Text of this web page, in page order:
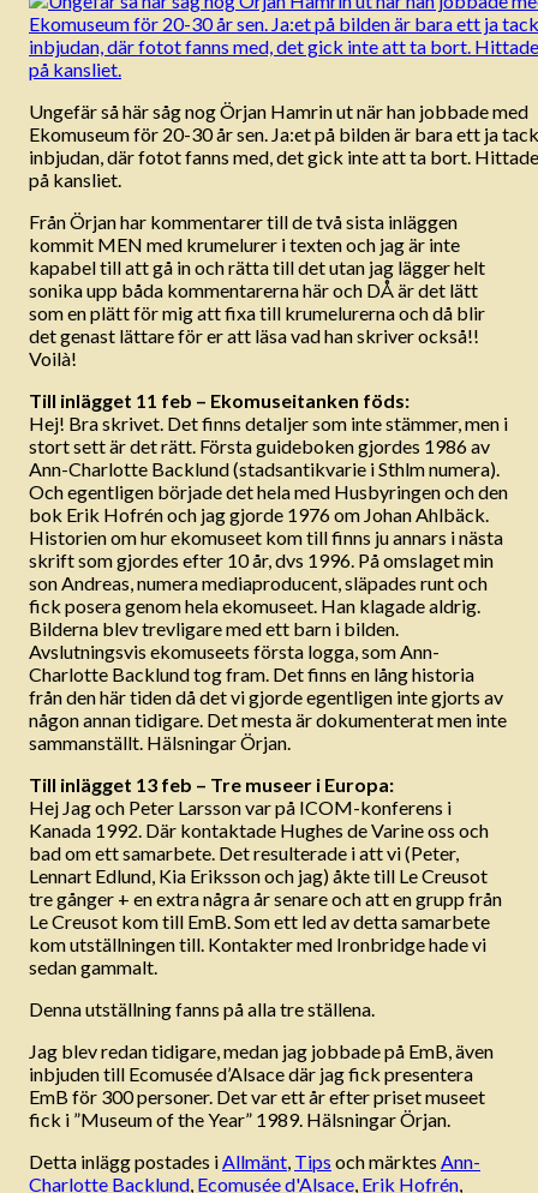
Ungefär så här såg nog Örjan Hamrin ut när han jobbade med
Ekomuseum för 20-30 år sen. Ja:et på bilden är bara ett ja
inbjudan, där fotot fanns med, det gick inte att ta bort.
på kansliet.
Från Örjan har kommentarer till de två sista inläggen
kommit MEN med krumelurer i texten och jag är inte
kapabel till att gå in och rätta till det utan jag lägger helt
sonika upp båda kommentarerna här och DÅ är det lätt
som en plätt för mig att fixa till krumelurerna och då blir
det genast lättare för er att läsa vad han skriver också!!
Voilà!
Till inlägget 11 feb – Ekomuseitanken föds:
Hej! Bra skrivet. Det finns detaljer som inte stämmer, men i
stort sett är det rätt. Första guideboken gjordes 1986 av
Ann-Charlotte Backlund (stadsantikvarie i Sthlm numera).
Och egentligen började det hela med Husbyringen och den
bok Erik Hofrén och jag gjorde 1976 om Johan Ahlbäck.
Historien om hur ekomuseet kom till finns ju annars i nästa
skrift som gjordes efter 10 år, dvs 1996. På omslaget min
son Andreas, numera mediaproducent, släpades runt och
fick posera genom hela ekomuseet. Han klagade aldrig.
Bilderna blev trevligare med ett barn i bilden.
Avslutningsvis ekomuseets första logga, som Ann-
Charlotte Backlund tog fram. Det finns en lång historia
från den här tiden då det vi gjorde egentligen inte gjorts av
någon annan tidigare. Det mesta är dokumenterat men inte
sammanställt. Hälsningar Örjan.
Till inlägget 13 feb – Tre museer i Europa:
Hej Jag och Peter Larsson var på ICOM-konferens i
Kanada 1992. Där kontaktade Hughes de Varine oss och
bad om ett samarbete. Det resulterade i att vi (Peter,
Lennart Edlund, Kia Eriksson och jag) åkte till Le Creusot
tre gånger + en extra några år senare och att en grupp från
Le Creusot kom till EmB. Som ett led av detta samarbete
kom utställningen till. Kontakter med Ironbridge hade vi
sedan gammalt.
Denna utställning fanns på alla tre ställena.
Jag blev redan tidigare, medan jag jobbade på EmB, även
inbjuden till Ecomusée d’Alsace där jag fick presentera
EmB för 300 personer. Det var ett år efter priset museet
fick i ”Museum of the Year” 1989. Hälsningar Örjan.
Detta inlägg postades iAllmänt, Tips och märktes Ann-
Charlotte Backlund, Ecomusée d'Alsace, Erik Hofrén,